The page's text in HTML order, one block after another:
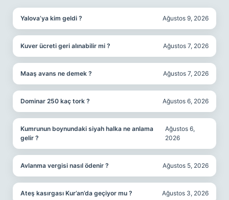
Yalova’ya kim geldi ? Ağustos 9, 2026
Kuver ücreti geri alınabilir mi ? Ağustos 7, 2026
Maaş avans ne demek ? Ağustos 7, 2026
Dominar 250 kaç tork ? Ağustos 6, 2026
Kumrunun boynundaki siyah halka ne anlama
gelir ?
Ağustos 6,
2026
Avlanma vergisi nasıl ödenir ? Ağustos 5, 2026
Ateş kasırgası Kur’an’da geçiyor mu ? Ağustos 3, 2026